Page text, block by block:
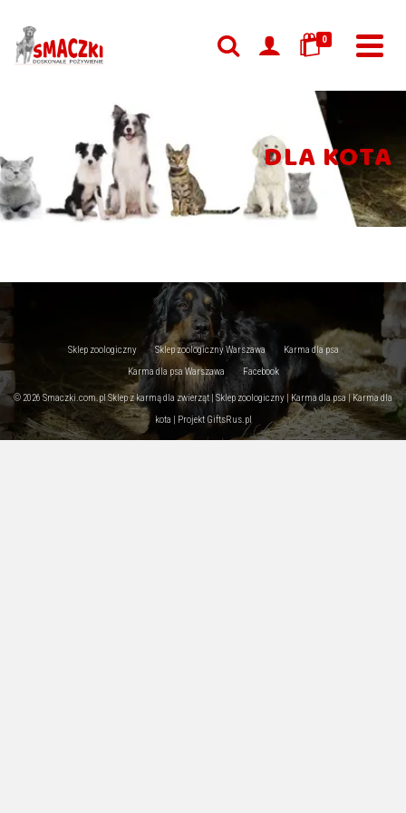
0
DLA KOTA
Sklep zoologiczny Sklep zoologiczny Warszawa
Karma dla psa
Karma dla psa Warszawa
Facebook
© 2026 Smaczki.com.pl Sklep z karmą dla zwierząt | Sklep zoologiczny | Karma dla psa | Karma dla
kota | Projekt GiftsRus.pl